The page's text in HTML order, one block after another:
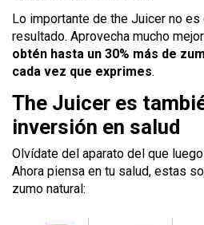
Lo importante de the Juicer no
resultado. Aprovecha mucho
obtén hasta un 30% más de
cada vez que exprimes.
The Juicer es
inversión en salud
Olvídate del aparato del que
Ahora piensa en tu salud, estas
zumo natural: